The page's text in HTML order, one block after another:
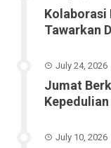
Kolaborasi
Tawarkan
July 24, 2026
Jumat
July 10, 2026